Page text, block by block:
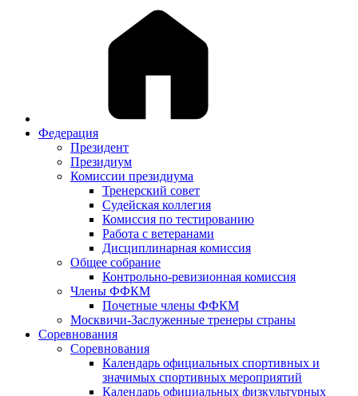
Федерация
Президент
Президиум
Комиссии президиума
Тренерский совет
Судейская коллегия
Комиссия по тестированию
Работа с ветеранами
Дисциплинарная комиссия
Общее собрание
Контрольно-ревизионная комиссия
Члены ФФКМ
Почетные члены ФФКМ
Москвичи-Заслуженные тренеры страны
Соревнования
Соревнования
Календарь официальных спортивных и
значимых спортивных мероприятий
Календарь официальных физкультурных